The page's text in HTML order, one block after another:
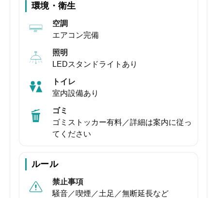
環境・衛生
空調
エアコン完備
照明
LEDスタンドライトあり
トイレ
室内設備あり
ゴミ
ゴミストッカー有料／詳細は案内に従っ
てください
ルール
禁止事項
騒音／喫煙／土足／無断延長など